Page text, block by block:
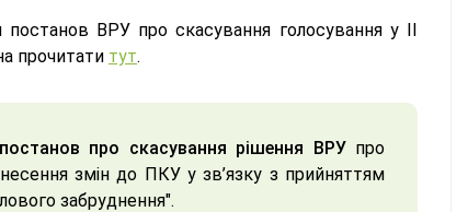
ВРУ про скасування голосування у ІІ
прочитати тут.
про скасування рішення ВРУпро
змін до ПКУ у зв’язку з прийняттям
забруднення".